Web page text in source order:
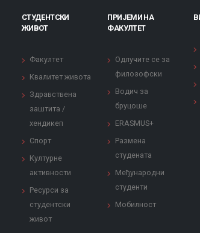
СТУДЕНТСКИ
ЖИВОТ
Факултет
Квалитет живота
Здравствена
заштита /
хендикеп
Спорт
Културне
активности
Ресурси за
студентски
живот
ПРИЈЕМИ НА
ФАКУЛТЕТ
Одлучите се за
филозофски
Водич за
бруцоше
ERASMUS+
Размена
студената
Међународни
студенти
Мобилност